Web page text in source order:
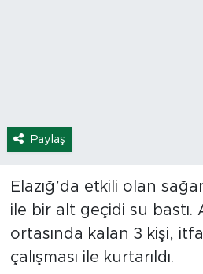
Paylaş
Elazığ’da etkili olan
ile bir alt geçidi su bastı.
ortasında kalan 3 kişi,
çalışması ile kurtarıldı.